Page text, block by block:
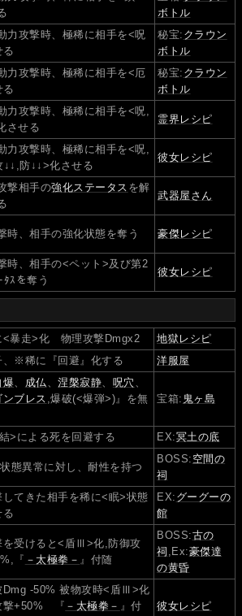
ボトル
力攻撃時、極稀に相手を<呪
る
秘宝: クラウン
ボトル
力攻撃時、極稀に相手を<厄
る
秘宝: クラウン
ボトル
力攻撃時、極稀に相手を<呪,
させる
霊界レシピ
力攻撃時、極稀に相手を<呪,
↓↓,防↓↓>化させる
彼女レシピ
撃相手の強化ステータス を解
武器屋さん
時、相手の強化状態を奪う 豪傑レシピ
時、相手の<ペット>及び第2
ｽを奪う
彼女レシピ
暴走>化 物理攻撃Dmgx2
地獄レシピ
、※稀に『回避』化する 洋服屋
爆 成仏 、涅槃寂静 呪穴
ンブレス ,爆破(<爆弾>)』を無
宝箱: 鬼ヶ島
>による死を回避する EX:冥土の底
態異常に対し、耐性を持つ
BOSS: 空間の
祠
てきた相手を稀に<眠>状態
る
EX: グーグーの
館
受けると<盾Ⅲ>化,防御攻
『 －太極拳－ 』付随
BOSS:古の
祠 ,Ex:豪傑達
の黄昏
-50% 被物攻時<盾Ⅲ>化
撃+50% 『 －太極拳－ 』付
彼女レシピ